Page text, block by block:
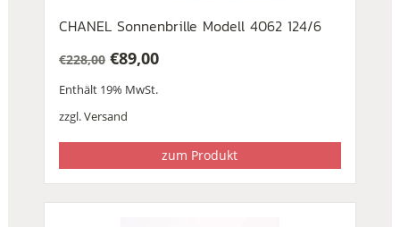
CHANEL Sonnenbrille Modell 4062 124/6
€228,00
Preis
war:
€89,00
Preis
ist:
Enthält 19% MwSt.
zzgl.Versand
zum Produkt